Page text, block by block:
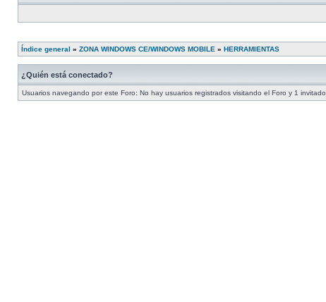
Índice general » ZONA WINDOWS CE/WINDOWS MOBILE » HERRAMIENTAS
¿Quién está conectado?
Usuarios navegando por este Foro: No hay usuarios registrados visitando el Foro y 1 invitado